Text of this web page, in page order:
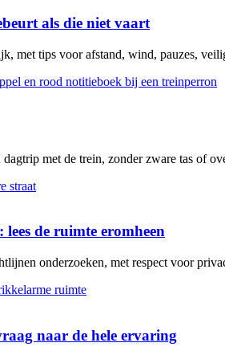
als die niet vaart
met tips voor afstand, wind, pauzes,
met de trein, zonder zware tas of
de ruimte eromheen
onderzoeken, met respect voor
naar de hele ervaring